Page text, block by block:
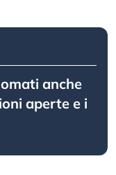
anche
aperte e i